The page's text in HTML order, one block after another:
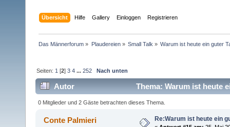
Übersicht Hilfe Gallery Einloggen Registrieren
Das Männerforum » Plaudereien» Small Talk » Warum ist heute ein guter
Seiten: 1 [2]3 4 ...252 Nach unten
Autor Thema: Warum ist heute
0 Mitglieder und 2 Gäste betrachten dieses Thema.
Conte Palmieri Re:Warum ist heute ein